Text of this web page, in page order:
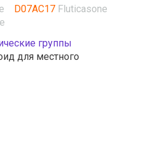
D07AC17 Fluticasone
группы
для местного